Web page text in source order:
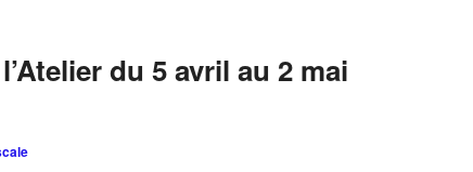
du 5 avril au 2 mai